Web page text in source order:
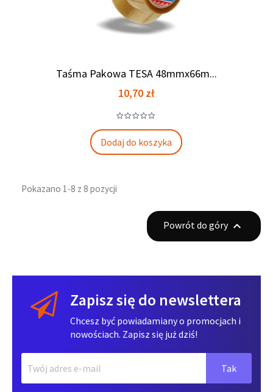
Taśma Pakowa TESA 48mmx66m...
Cena
10,70 zł
Dodaj do koszyka
Pokazano 1-8 z 8 pozycji
Powrót do góry 
Zapisz się do newslettera
Chcesz być powiadamiany o promocjach i
nowościach. Zapisz się już dziś!